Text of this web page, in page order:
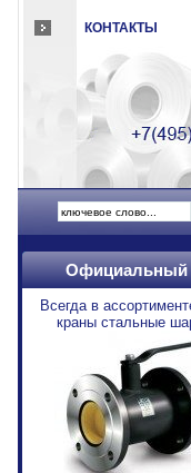
КОНТАКТЫ
Официальный
Всегда в
краны стальные